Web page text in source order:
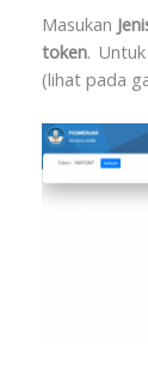
Masukan
token.
(lihat pada